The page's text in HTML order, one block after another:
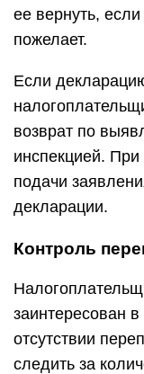
ее вернуть,
пожелает.
Если
возврат по
инспекцией. При
подачи
декларации.
Контроль
заинтересован
отсутствии
следить за